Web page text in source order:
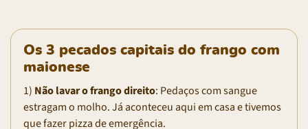
Os 3 pecados capitais do frango com
maionese
1) Não lavar o frango direito: Pedaços com sangue
estragam o molho. Já aconteceu aqui em casa e tivemos
que fazer pizza de emergência.